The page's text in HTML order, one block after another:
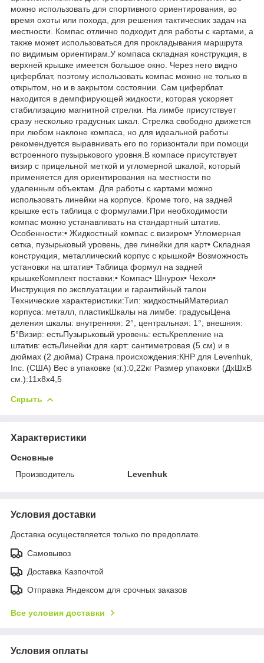
можно использовать для спортивного ориентирования, во
время охоты или похода, для решения тактических задач на
местности. Компас отлично подходит для работы с картами, а
также может использоваться для прокладывания маршрута
по видимым ориентирам.У компаса складная конструкция, в
верхней крышке имеется большое окно. Через него видно
циферблат, поэтому использовать компас можно не только в
открытом, но и в закрытом состоянии. Сам циферблат
находится в демпфирующей жидкости, которая ускоряет
стабилизацию магнитной стрелки. На лимбе присутствует
сразу несколько градусных шкал. Стрелка свободно движется
при любом наклоне компаса, но для идеальной работы
рекомендуется выравнивать его по горизонтали при помощи
встроенного пузырькового уровня.В компасе присутствует
визир с прицельной меткой и угломерной шкалой, который
применяется для ориентирования на местности по
удаленным объектам. Для работы с картами можно
использовать линейки на корпусе. Кроме того, на задней
крышке есть таблица с формулами.При необходимости
компас можно устанавливать на стандартный штатив.
Особенности:• Жидкостный компас с визиром• Угломерная
сетка, пузырьковый уровень, две линейки для карт• Складная
конструкция, металлический корпус с крышкой• Возможность
установки на штатив• Таблица формул на задней
крышкеКомплект поставки:• Компас• Шнурок• Чехол•
Инструкция по эксплуатации и гарантийный талон
Технические характеристики:Тип: жидкостныйМатериал
корпуса: металл, пластикШкалы на лимбе: градусыЦена
деления шкалы: внутренняя: 2°, центральная: 1°, внешняя:
5°Визир: естьПузырьковый уровень: естьКрепление на
штатив: естьЛинейки для карт: сантиметровая (5 см) и в
дюймах (2 дюйма) Страна происхождения:КНР для Levenhuk,
Inc. (США) Вес в упаковке (кг.):0,22кг Размер упаковки (ДхШхВ
см.):11x8x4,5
Скрыть
Характеристики
Основные
Производитель
Levenhuk
Условия доставки
Доставка осуществляется только по предоплате.
Самовывоз
Доставка Казпочтой
Отправка Яндексом для срочных заказов
Все условия доставки
Условия оплаты